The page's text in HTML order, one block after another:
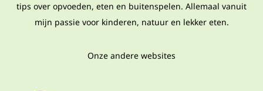
tips over opvoeden, eten en buitenspelen. Allemaal vanuit
mijn passie voor kinderen, natuur en lekker eten.
Onze andere websites